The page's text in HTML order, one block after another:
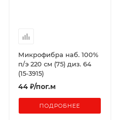
Микрофибра наб. 100%
п/э 220 см (75) диз. 64
(15-3915)
44₽/пог.м
ПОДРОБНЕЕ